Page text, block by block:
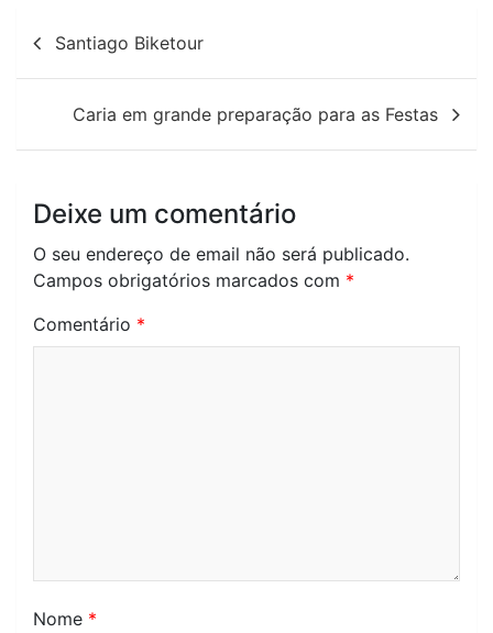
Navegação
de
artigos
Santiago Biketour
Caria em grande preparação para as Festas
Deixe um comentário
O seu endereço de email não será publicado.
Campos obrigatórios marcados com *
Comentário *
Nome *